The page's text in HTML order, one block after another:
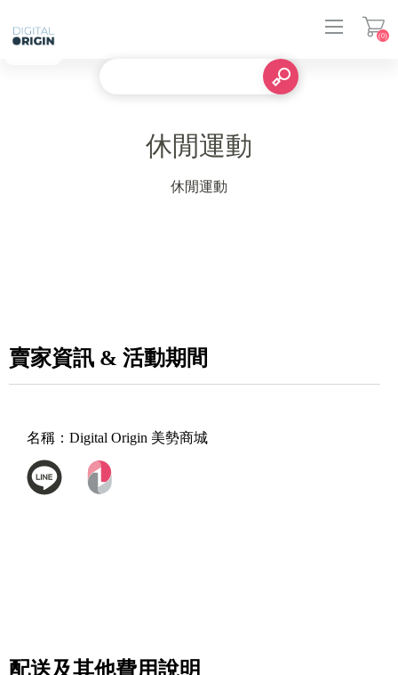
(0)
休閒運動
休閒運動
賣家資訊 & 活動期間
名稱： Digital Origin 美勢商城
配送及其他費用說明